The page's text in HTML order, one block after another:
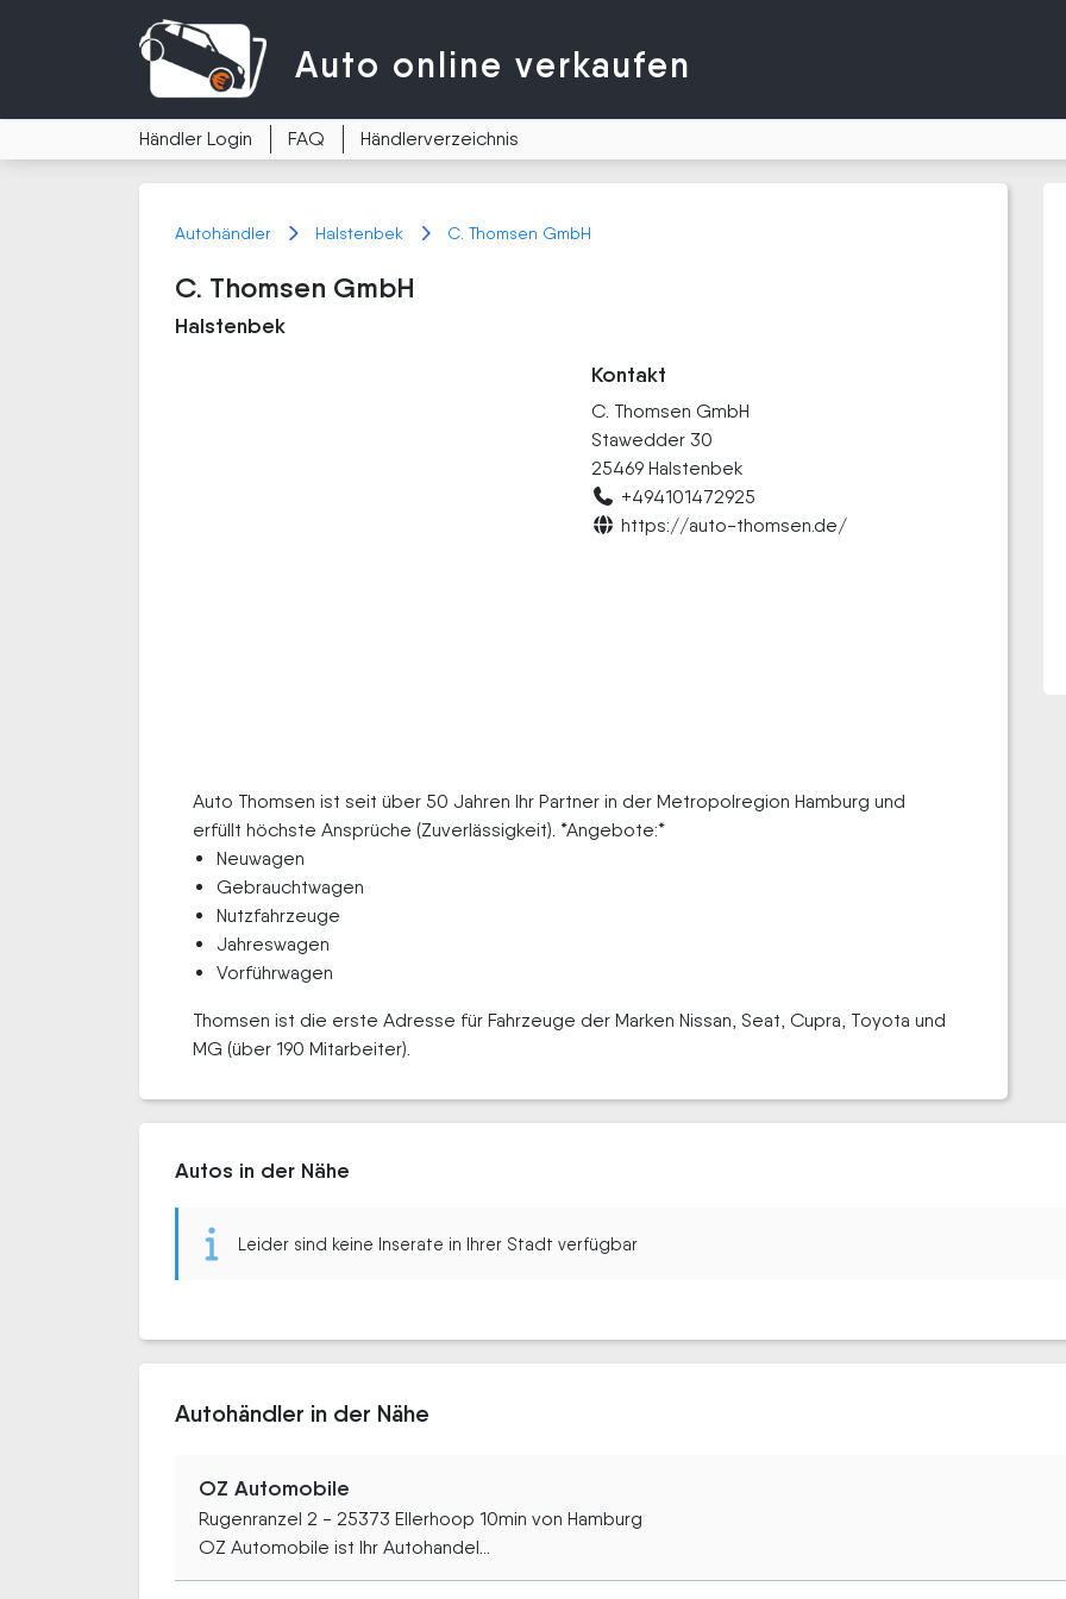
Auto online verkaufen
Händler Login FAQ Händlerverzeichnis
Autohändler Halstenbek C. Thomsen GmbH
C. Thomsen GmbH
Halstenbek
Kontakt
C. Thomsen GmbH
Stawedder 30
25469 Halstenbek
+494101472925
https://auto-thomsen.de/
Auto Thomsen ist seit über 50 Jahren Ihr Partner in der Metropolregion Hamburg und
erfüllt höchste Ansprüche (Zuverlässigkeit). *Angebote:*
Neuwagen
Gebrauchtwagen
Nutzfahrzeuge
Jahreswagen
Vorführwagen
Thomsen ist die erste Adresse für Fahrzeuge der Marken Nissan, Seat, Cupra, Toyota und
MG (über 190 Mitarbeiter).
Autos in der Nähe
Leider sind keine Inserate in Ihrer Stadt verfügbar
Autohändler in der Nähe
OZ Automobile
Rugenranzel 2 - 25373 Ellerhoop 10min von Hamburg
OZ Automobile ist Ihr Autohandel...